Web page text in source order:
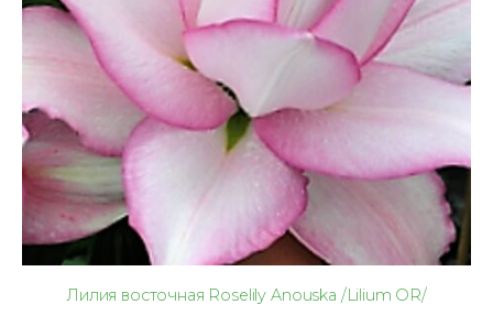
Лилия восточная Roselily Anouska /Lilium OR/